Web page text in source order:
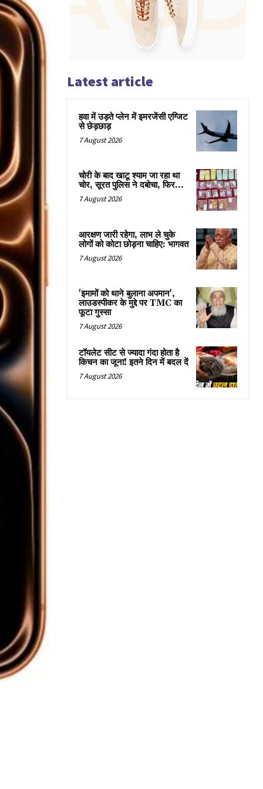
Latest article
हवा में उड़ते प्लेन में इमरजेंसी एग्जिट
से छेड़छाड़
7 August 2026
चोरी के बाद खाटू श्याम जा रहा था
चोर, सूरत पुलिस ने दबोचा, फिर…
7 August 2026
आरक्षण जारी रहेगा, लाभ ले चुके
लोगों को कोटा छोड़ना चाहिए: भागवत
7 August 2026
'इमामों को थाने बुलाना अपमान',
लाउडस्पीकर के मुद्दे पर TMC का
फूटा गुस्सा
7 August 2026
टॉयलेट सीट से ज्यादा गंदा होता है
किचन का जूना! इतने दिन में बदल दें
7 August 2026